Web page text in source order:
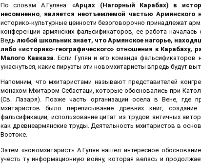
По словам А.Гуляна: «Арцах (Нагорный Карабах) в
несомненно
является неотъемлемой частью Армянского
историко-культурные ценности безоговорочно принадлежат
конференции армянских фальсификаторов, ее работа
Ведь любой школьник знает, что Армянское нагорье,
либо «историко-географического» отношения к Карабаху,
Малого Кавказа . Если Гулян и его команда
ужаснуться, какие пируэты эти новомхитаристы впредь будут
Напомним, что мхитаристами называют представителей
монахом Мхитаром Себастаци, которые обосновались при
(Св. Лазаря). Позже часть организации осела в Вене, где
мхитаристов было переписывание древних книг,
фальсификации, использование цитат из трудов античных
как древнеармянские труды. Деятельность мхитаристов в
Востоке.
Затем «новомхитарист» А.Гулян нашел интересное
учесть ту информационную войну, которая велась и